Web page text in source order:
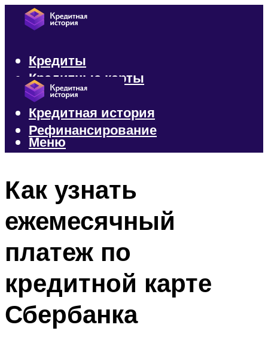
Кредиты
Кредитные карты
Микрозаймы
Кредитная история
Рефинансирование
Меню
Как узнать
ежемесячный
платеж по
кредитной карте
Сбербанка